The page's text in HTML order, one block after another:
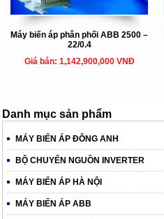
Máy biến áp phân phối ABB 2500 –
22/0.4
Giá bán: 1,142,900,000 VNĐ
Danh mục sản phẩm
MÁY BIẾN ÁP ĐÔNG ANH
BỘ CHUYỂN NGUỒN INVERTER
MÁY BIẾN ÁP HÀ NỘI
MÁY BIẾN ÁP ABB